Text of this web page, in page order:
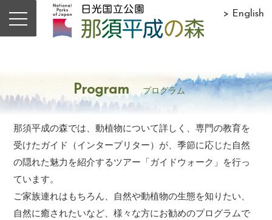
> English
Program プログラム
那須平成の森では、動植物について詳しく、専門の教育を
受けたガイド（インタープリター）が、季節に応じた自然
の隠れた魅力を紹介するツアー「ガイドウォーク」を行っ
ています。
ご家族連れはもちろん、自然や動植物の生態を知りたい、
自然に癒されたいなど、様々な方にお勧めのプログラムで